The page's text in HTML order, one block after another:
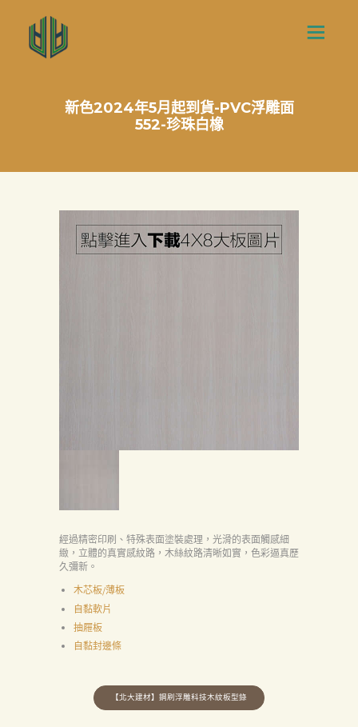
新色2024年5月起到貨-PVC浮雕面
552-珍珠白橡
經過精密印刷、特殊表面塗裝處理，光滑的表面觸感細
緻，立體的真實感紋路，木絲紋路清晰如實，色彩逼真歷
久彌新。
木芯板/薄板
自黏軟片
抽屜板
自黏封邊條